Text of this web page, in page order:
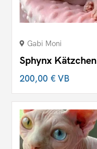
Gabi Moni
Sphynx Kätzchen
200,00 €VB